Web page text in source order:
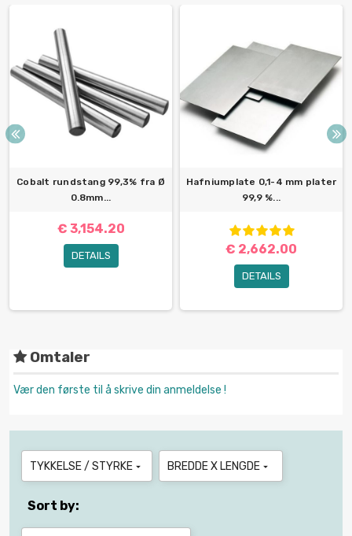
Cobalt rundstang 99,3% fra Ø
0.8mm...
€ 3,154.20
DETAILS
Hafniumplate 0,1-4 mm plater
99,9 %...
€ 2,662.00
DETAILS
Omtaler
Vær den første til å skrive din anmeldelse !
TYKKELSE / STYRKE  BREDDE X LENGDE 
Sort by: